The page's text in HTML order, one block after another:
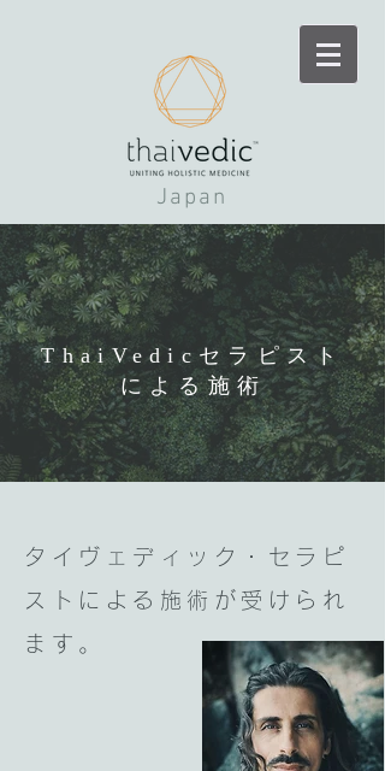
Japan
ThaiVedicセラピスト
による施術
タイヴェディック・セラピ
ストによる施術が受けられ
ます。